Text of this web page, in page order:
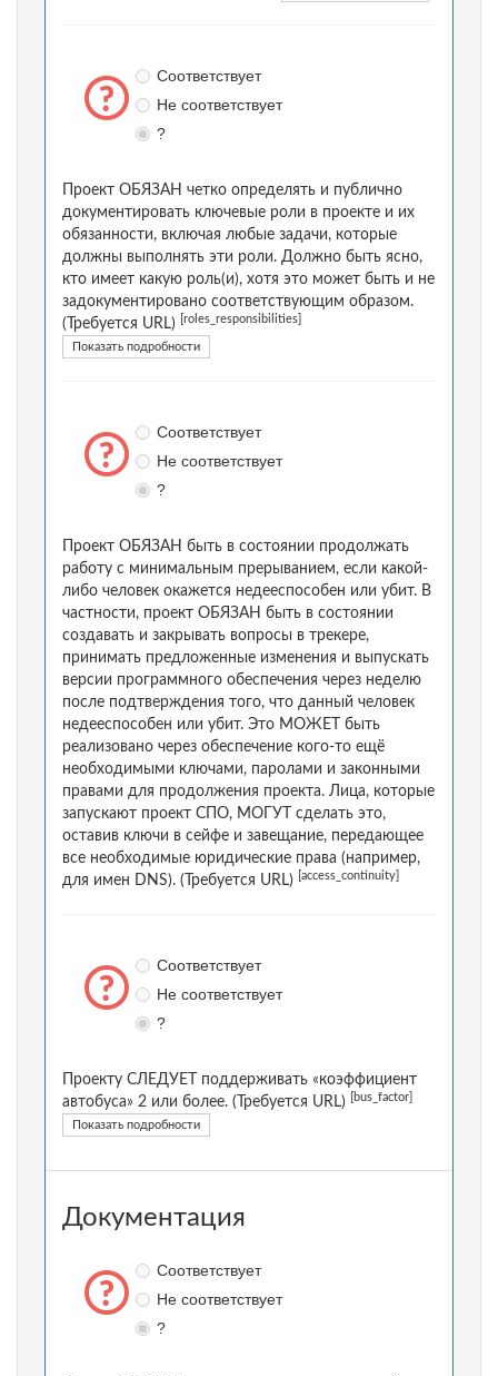
Соответствует
Не соответствует
?
Проект ОБЯЗАН четко определять и публично
документировать ключевые роли в проекте и их
обязанности, включая любые задачи, которые
должны выполнять эти роли. Должно быть ясно,
кто имеет какую роль(и), хотя это может быть и не
задокументировано соответствующим образом.
(Требуется URL)
[roles_responsibilities]
Показать подробности
Соответствует
Не соответствует
?
Проект ОБЯЗАН быть в состоянии продолжать
работу с минимальным прерыванием, если какой-
либо человек окажется недееспособен или убит. В
частности, проект ОБЯЗАН быть в состоянии
создавать и закрывать вопросы в трекере,
принимать предложенные изменения и выпускать
версии программного обеспечения через неделю
после подтверждения того, что данный человек
недееспособен или убит. Это МОЖЕТ быть
реализовано через обеспечение кого-то ещё
необходимыми ключами, паролами и законными
правами для продолжения проекта. Лица, которые
запускают проект СПО, МОГУТ сделать это,
оставив ключи в сейфе и завещание, передающее
все необходимые юридические права (например,
для имен DNS). (Требуется URL)
[access_continuity]
Соответствует
Не соответствует
?
Проекту СЛЕДУЕТ поддерживать «коэффициент
автобуса» 2 или более. (Требуется URL)
[bus_factor]
Показать подробности
Документация
Соответствует
Не соответствует
?